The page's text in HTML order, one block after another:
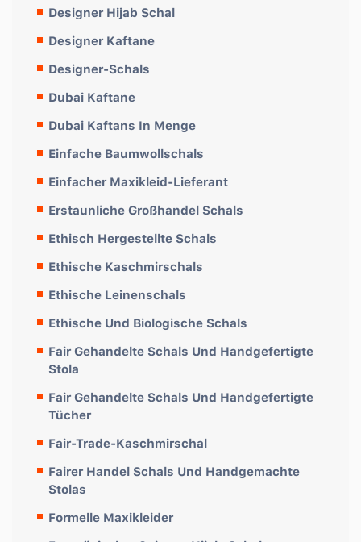
Designer Hijab Schal
Designer Kaftane
Designer-Schals
Dubai Kaftane
Dubai Kaftans In Menge
Einfache Baumwollschals
Einfacher Maxikleid-Lieferant
Erstaunliche Großhandel Schals
Ethisch Hergestellte Schals
Ethische Kaschmirschals
Ethische Leinenschals
Ethische Und Biologische Schals
Fair Gehandelte Schals Und Handgefertigte
Stola
Fair Gehandelte Schals Und Handgefertigte
Tücher
Fair-Trade-Kaschmirschal
Fairer Handel Schals Und Handgemachte
Stolas
Formelle Maxikleider